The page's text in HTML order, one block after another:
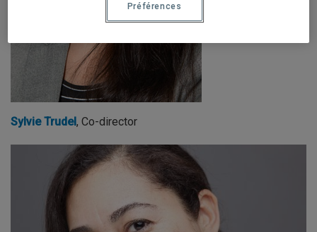
Sylvie Trudel, Co-director
Préférences